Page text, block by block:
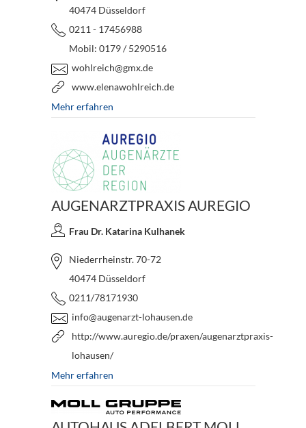
40474 Düsseldorf
0211 - 17456988
Mobil: 0179 / 5290516
wohlreich@gmx.de
www.elenawohlreich.de
Mehr erfahren
AUGENARZTPRAXIS AUREGIO
Frau Dr. Katarina Kulhanek
Niederrheinstr. 70-72
40474 Düsseldorf
0211/78171930
info@augenarzt-lohausen.de
http://www.auregio.de/praxen/augenarztpraxis-
lohausen/
Mehr erfahren